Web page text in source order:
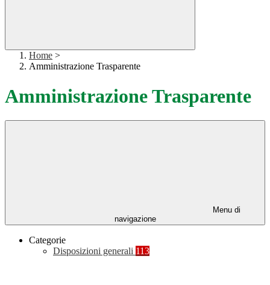
Home >
Amministrazione Trasparente
Amministrazione Trasparente
Menu di
navigazione
Categorie
Disposizioni generali 113